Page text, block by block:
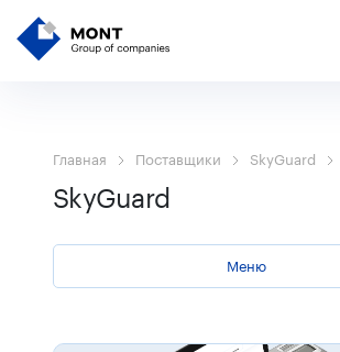
Главная Поставщики SkyGuard
SkyGuard
Меню